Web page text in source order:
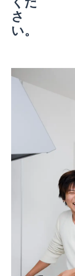
さ
い。